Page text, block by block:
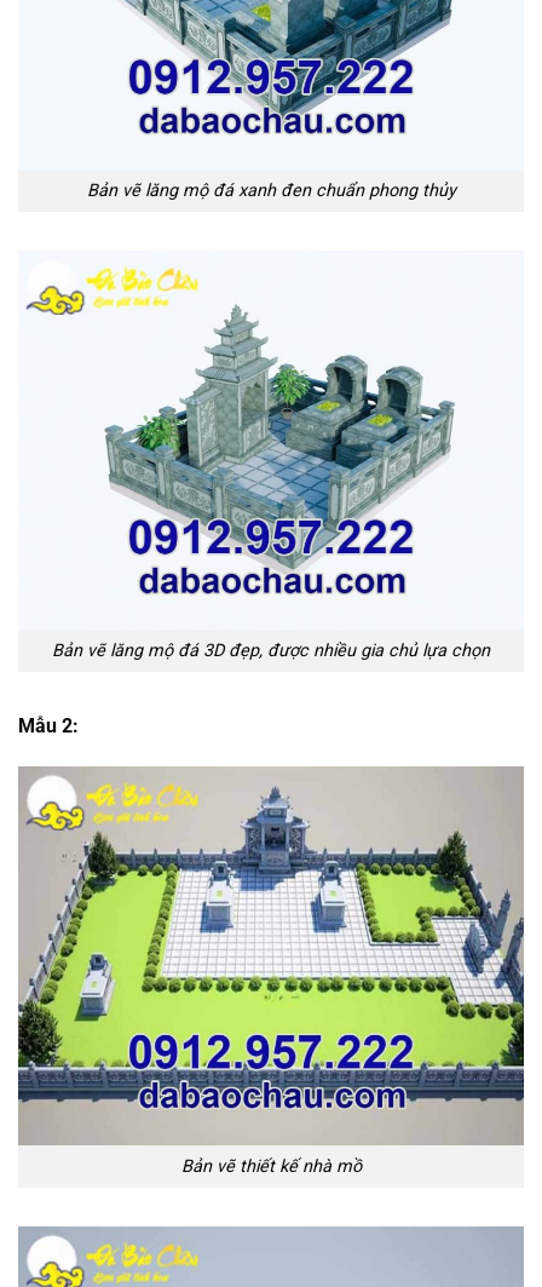
Bản vẽ lăng mộ đá xanh đen chuẩn phong thủy
Bản vẽ lăng mộ đá 3D đẹp, được nhiều gia chủ lựa chọn
Mẫu 2:
Bản vẽ thiết kế nhà mồ